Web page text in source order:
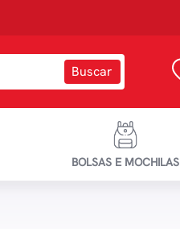
BOLSAS E MOCHILAS